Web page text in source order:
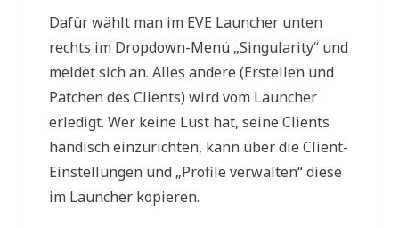
Dafür wählt man im EVE Launcher unten
rechts im Dropdown-Menü „Singularity“ und
meldet sich an. Alles andere (Erstellen und
Patchen des Clients) wird vom Launcher
erledigt. Wer keine Lust hat, seine Clients
händisch einzurichten, kann über die Client-
Einstellungen und „Profile verwalten“ diese
im Launcher kopieren.